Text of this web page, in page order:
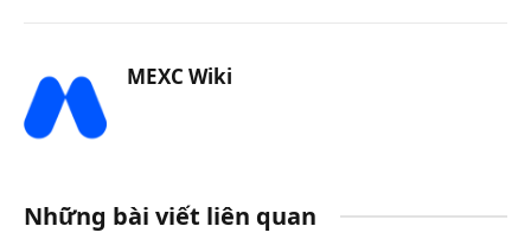
MEXC Wiki
Những bài viết liên quan